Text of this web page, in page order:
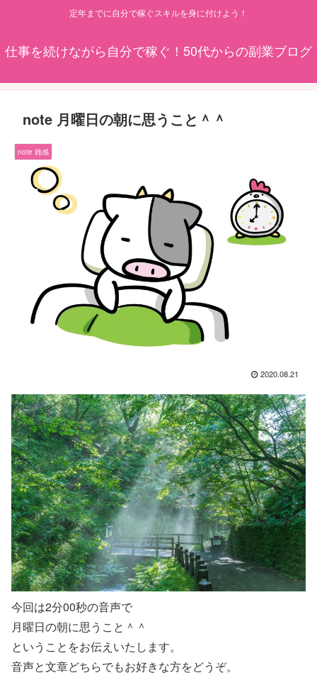
定年までに自分で稼ぐスキルを身に付けよう！
仕事を続けながら自分で稼ぐ！50代からの副業ブログ
note 月曜日の朝に思うこと＾＾
note 雑感
2020.08.21
今回は2分00秒の音声で
月曜日の朝に思うこと＾＾
ということをお伝えいたします。
音声と文章どちらでもお好きな方をどうぞ。